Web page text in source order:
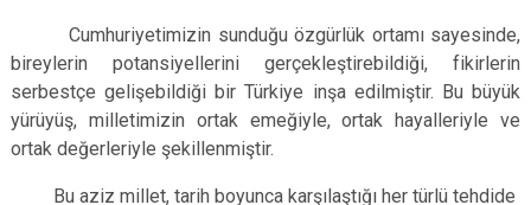
Cumhuriyetimizin sunduğu özgürlük ortamı sayesinde,
bireylerin potansiyellerini gerçekleştirebildiği, fikirlerin
serbestçe gelişebildiği bir Türkiye inşa edilmiştir. Bu büyük
yürüyüş, milletimizin ortak emeğiyle, ortak hayalleriyle ve
ortak değerleriyle şekillenmiştir.
Bu aziz millet, tarih boyunca karşılaştığı her türlü tehdide